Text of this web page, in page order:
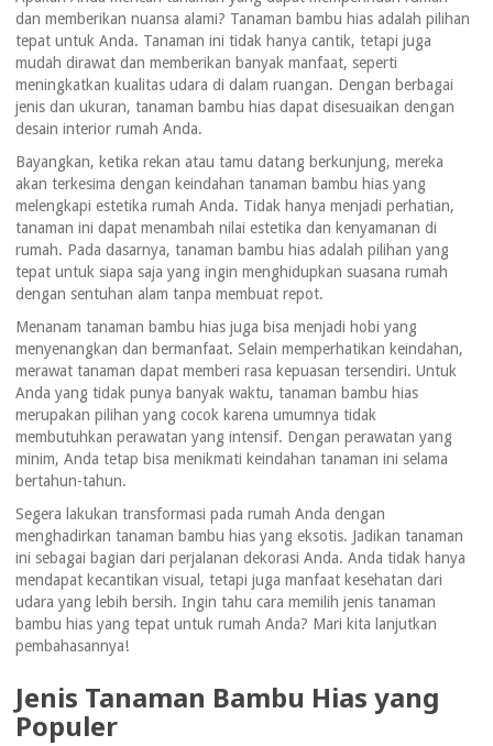
dan memberikan nuansa alami? Tanaman bambu hias adalah pilihan
tepat untuk Anda. Tanaman ini tidak hanya cantik, tetapi juga
mudah dirawat dan memberikan banyak manfaat, seperti
meningkatkan kualitas udara di dalam ruangan. Dengan berbagai
jenis dan ukuran, tanaman bambu hias dapat disesuaikan dengan
desain interior rumah Anda.
Bayangkan, ketika rekan atau tamu datang berkunjung, mereka
akan terkesima dengan keindahan tanaman bambu hias yang
melengkapi estetika rumah Anda. Tidak hanya menjadi perhatian,
tanaman ini dapat menambah nilai estetika dan kenyamanan di
rumah. Pada dasarnya, tanaman bambu hias adalah pilihan yang
tepat untuk siapa saja yang ingin menghidupkan suasana rumah
dengan sentuhan alam tanpa membuat repot.
Menanam tanaman bambu hias juga bisa menjadi hobi yang
menyenangkan dan bermanfaat. Selain memperhatikan keindahan,
merawat tanaman dapat memberi rasa kepuasan tersendiri. Untuk
Anda yang tidak punya banyak waktu, tanaman bambu hias
merupakan pilihan yang cocok karena umumnya tidak
membutuhkan perawatan yang intensif. Dengan perawatan yang
minim, Anda tetap bisa menikmati keindahan tanaman ini selama
bertahun-tahun.
Segera lakukan transformasi pada rumah Anda dengan
menghadirkan tanaman bambu hias yang eksotis. Jadikan tanaman
ini sebagai bagian dari perjalanan dekorasi Anda. Anda tidak hanya
mendapat kecantikan visual, tetapi juga manfaat kesehatan dari
udara yang lebih bersih. Ingin tahu cara memilih jenis tanaman
bambu hias yang tepat untuk rumah Anda? Mari kita lanjutkan
pembahasannya!
Jenis Tanaman Bambu Hias yang
Populer